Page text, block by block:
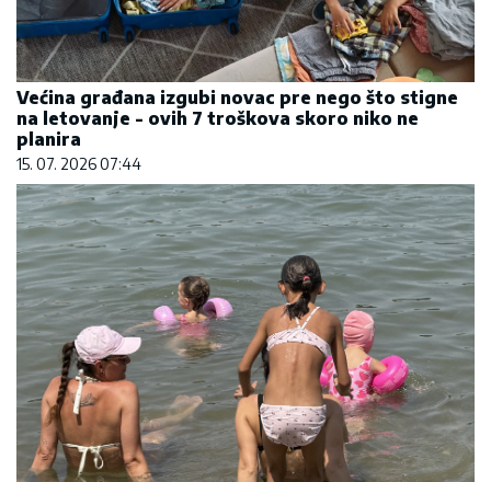
Većina građana izgubi novac pre nego što stigne
na letovanje - ovih 7 troškova skoro niko ne
planira
15. 07. 2026 07:44